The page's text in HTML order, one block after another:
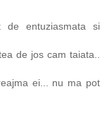
entuziasmata si
de jos cam taiata..
ei... nu ma pot